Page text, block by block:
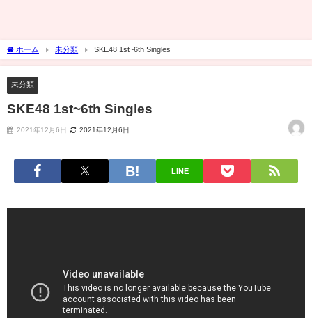
ホーム 未分類 SKE48 1st~6th Singles
未分類
SKE48 1st~6th Singles
2021年12月6日 2021年12月6日
LINE